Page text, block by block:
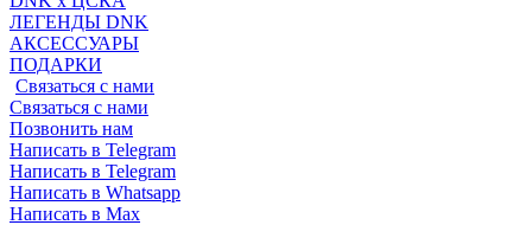
ЛЕГЕНДЫ DNK
АКСЕССУАРЫ
ПОДАРКИ
Связаться с нами
Связаться с нами
Позвонить нам
Написать в Telegram
Написать в Telegram
Написать в Whatsapp
Написать в Max